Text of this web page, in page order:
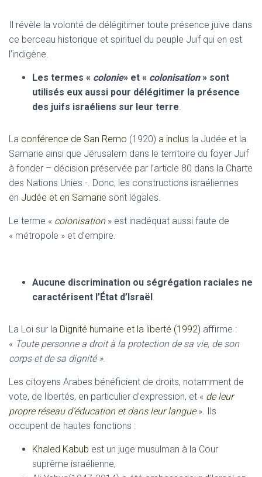
Il révèle la volonté de délégitimer toute présence juive dans
ce berceau historique et spirituel du peuple Juif qui en est
l’indigène.
Les termes « colonie» et « colonisation» sont
utilisés eux aussi pour délégitimer la présence
des juifs israéliens sur leur terre.
La conférence de San Remo (1920) a inclus la Judée et la
Samarie ainsi que Jérusalem dans le territoire du foyer Juif
à fonder – décision préservée par l’article 80 dans la Charte
des Nations Unies -. Donc, les constructions israéliennes
en Judée et en Samarie sont légales.
Le terme « colonisation» est inadéquat aussi faute de
« métropole » et d’empire.
Aucune discrimination ou ségrégation raciales ne
caractérisent l’État d’Israël.
La Loi sur la Dignité humaine et la liberté (1992) affirme :
« Toute personne a droit à la protection de sa vie, de son
corps et de sa dignité ».
Les citoyens Arabes bénéficient de droits, notamment de
vote, de libertés, en particulier d’expression, et « de leur
propre réseau d’éducation et dans leur langue». Ils
occupent de hautes fonctions :
Khaled Kabub est un juge musulman à la Cour
suprême israélienne,